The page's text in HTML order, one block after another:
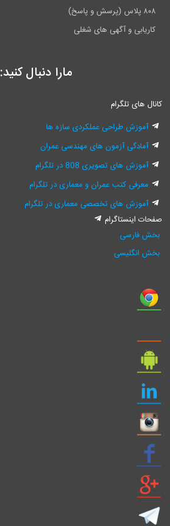
۸۰۸ پلاس (پرسش و پاسخ)
کاریابی و آگهی های شغلی
مارا دنبال کنید:
کانال های تلگرام
آموزش طراحی عملکردی سازه ها
آمادگی آزمون های مهندسی عمران
آموزش های تصویری 808 در تلگرام
معرفی کتب عمران و معماری در تلگرام
آموزش های تخصصی معماری در تلگرام
صفحات اینستاگرام
بخش فارسی
بخش انگلیسی